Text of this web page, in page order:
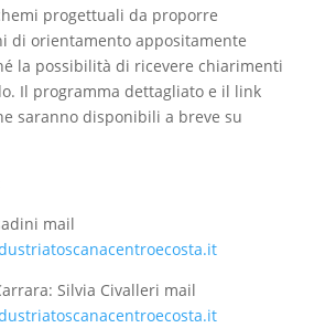
progettuali da proporre
di orientamento appositamente
la possibilità di ricevere chiarimenti
Il programma dettagliato e il link
saranno disponibili a breve su
mail
Silvia Civalleri mail